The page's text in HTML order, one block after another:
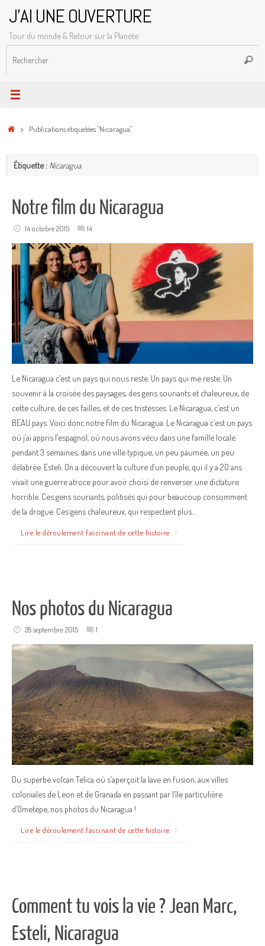
contenu
J'AI UNE OUVERTURE
Tour du monde & Retour sur la Planète
AccueilPublications étiquetées "Nicaragua"
Étiquette : Nicaragua
Notre film du Nicaragua
14 octobre 2015 14
Le Nicaragua c’est un pays qui nous reste. Un pays qui me reste. Un
souvenir à la croisée des paysages, des gens souriants et chaleureux, de
cette culture, de ces failles, et de ces tristesses. Le Nicaragua, c’est un
BEAU pays. Voici donc notre film du Nicaragua. Le Nicaragua c’est un pays
où j’ai appris l’espagnol, où nous avons vécu dans une famille locale
pendant 3 semaines, dans une ville typique, un peu paumée, un peu
délabrée. Esteli. On a découvert la culture d’un peuple, qui il y a 20 ans
vivait une guerre atroce pour avoir choisi de renverser une dictature
horrible. Ces gens souriants, politisés qui pour beaucoup consomment
de la drogue. Ces gens chaleureux, qui respectent plus…
Lire le déroulement fascinant de cette histoire
Nos photos du Nicaragua
28 septembre 2015 1
Du superbe volcan Telica où s’aperçoit la lave en fusion, aux villes
coloniales de Leon et de Granada en passant par l’île particulière
d’Ometepe, nos photos du Nicaragua !
Lire le déroulement fascinant de cette histoire
Comment tu vois la vie ? Jean Marc,
Esteli, Nicaragua